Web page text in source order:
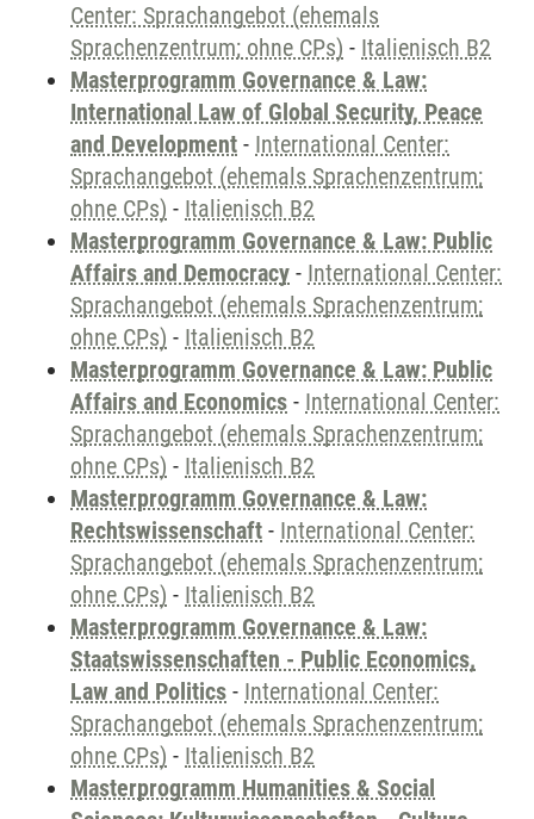
Center: Sprachangebot (ehemals
Sprachenzentrum; ohne CPs) - Italienisch B2
Masterprogramm Governance & Law:
International Law of Global Security, Peace
and Development - International Center:
Sprachangebot (ehemals Sprachenzentrum;
ohne CPs) - Italienisch B2
Masterprogramm Governance & Law: Public
Affairs and Democracy - International Center:
Sprachangebot (ehemals Sprachenzentrum;
ohne CPs) - Italienisch B2
Masterprogramm Governance & Law: Public
Affairs and Economics - International Center:
Sprachangebot (ehemals Sprachenzentrum;
ohne CPs) - Italienisch B2
Masterprogramm Governance & Law:
Rechtswissenschaft - International Center:
Sprachangebot (ehemals Sprachenzentrum;
ohne CPs) - Italienisch B2
Masterprogramm Governance & Law:
Staatswissenschaften - Public Economics,
Law and Politics - International Center:
Sprachangebot (ehemals Sprachenzentrum;
ohne CPs) - Italienisch B2
Masterprogramm Humanities & Social